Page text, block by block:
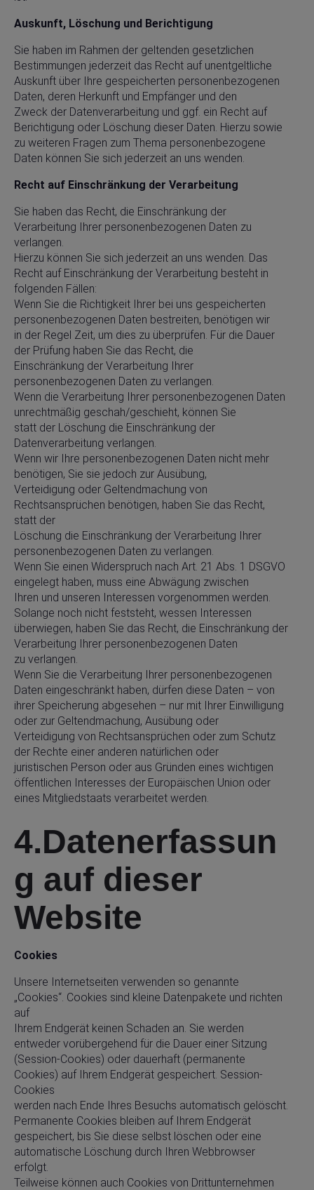
Auskunft, Löschung und Berichtigung
Sie haben im Rahmen der geltenden gesetzlichen
Bestimmungen jederzeit das Recht auf unentgeltliche
Auskunft über Ihre gespeicherten personenbezogenen
Daten, deren Herkunft und Empfänger und den
Zweck der Datenverarbeitung und ggf. ein Recht auf
Berichtigung oder Löschung dieser Daten. Hierzu sowie
zu weiteren Fragen zum Thema personenbezogene
Daten können Sie sich jederzeit an uns wenden.
Recht auf Einschränkung der Verarbeitung
Sie haben das Recht, die Einschränkung der
Verarbeitung Ihrer personenbezogenen Daten zu
verlangen.
Hierzu können Sie sich jederzeit an uns wenden. Das
Recht auf Einschränkung der Verarbeitung besteht in
folgenden Fällen:
Wenn Sie die Richtigkeit Ihrer bei uns gespeicherten
personenbezogenen Daten bestreiten, benötigen wir
in der Regel Zeit, um dies zu überprüfen. Für die Dauer
der Prüfung haben Sie das Recht, die
Einschränkung der Verarbeitung Ihrer
personenbezogenen Daten zu verlangen.
Wenn die Verarbeitung Ihrer personenbezogenen Daten
unrechtmäßig geschah/geschieht, können Sie
statt der Löschung die Einschränkung der
Datenverarbeitung verlangen.
Wenn wir Ihre personenbezogenen Daten nicht mehr
benötigen, Sie sie jedoch zur Ausübung,
Verteidigung oder Geltendmachung von
Rechtsansprüchen benötigen, haben Sie das Recht,
statt der
Löschung die Einschränkung der Verarbeitung Ihrer
personenbezogenen Daten zu verlangen.
Wenn Sie einen Widerspruch nach Art. 21 Abs. 1 DSGVO
eingelegt haben, muss eine Abwägung zwischen
Ihren und unseren Interessen vorgenommen werden.
Solange noch nicht feststeht, wessen Interessen
überwiegen, haben Sie das Recht, die Einschränkung der
Verarbeitung Ihrer personenbezogenen Daten
zu verlangen.
Wenn Sie die Verarbeitung Ihrer personenbezogenen
Daten eingeschränkt haben, dürfen diese Daten – von
ihrer Speicherung abgesehen – nur mit Ihrer Einwilligung
oder zur Geltendmachung, Ausübung oder
Verteidigung von Rechtsansprüchen oder zum Schutz
der Rechte einer anderen natürlichen oder
juristischen Person oder aus Gründen eines wichtigen
öffentlichen Interesses der Europäischen Union oder
eines Mitgliedstaats verarbeitet werden.
4.Datenerfassun
g auf dieser
Website
Cookies
Unsere Internetseiten verwenden so genannte
„Cookies“. Cookies sind kleine Datenpakete und richten
auf
Ihrem Endgerät keinen Schaden an. Sie werden
entweder vorübergehend für die Dauer einer Sitzung
(Session-Cookies) oder dauerhaft (permanente
Cookies) auf Ihrem Endgerät gespeichert. Session-
Cookies
werden nach Ende Ihres Besuchs automatisch gelöscht.
Permanente Cookies bleiben auf Ihrem Endgerät
gespeichert, bis Sie diese selbst löschen oder eine
automatische Löschung durch Ihren Webbrowser
erfolgt.
Teilweise können auch Cookies von Drittunternehmen